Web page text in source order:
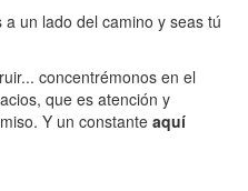
un lado del camino y seas tú
concentrémonos en el
que es atención y
Y un constante aquí